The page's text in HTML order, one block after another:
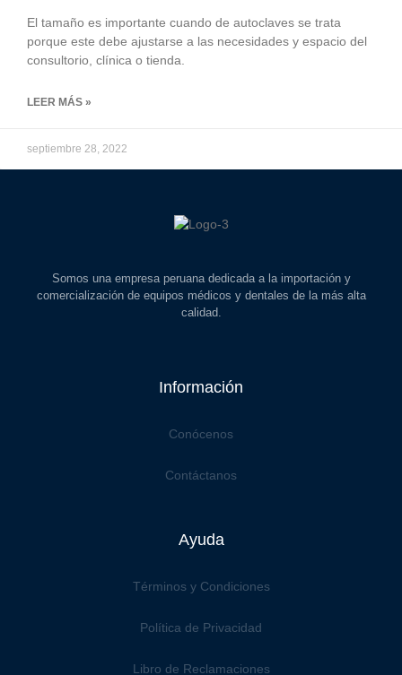
El tamaño es importante cuando de autoclaves se trata
porque este debe ajustarse a las necesidades y espacio del
consultorio, clínica o tienda.
LEER MÁS »
septiembre 28, 2022
Somos una empresa peruana dedicada a la importación y
comercialización de equipos médicos y dentales de la más alta
calidad.
Información
Conócenos
Contáctanos
Ayuda
Términos y Condiciones
Política de Privacidad
Libro de Reclamaciones